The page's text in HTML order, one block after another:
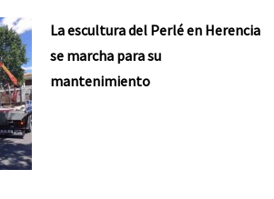
La escultura del Perlé en Herencia
se marcha para su
mantenimiento